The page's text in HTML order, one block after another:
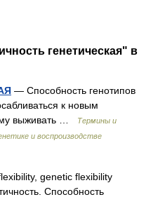
генетическая" в
— Способность генотипов
к новым
выживать …
Термины и
и воспроизводстве
genetic flexibility
Cпособность